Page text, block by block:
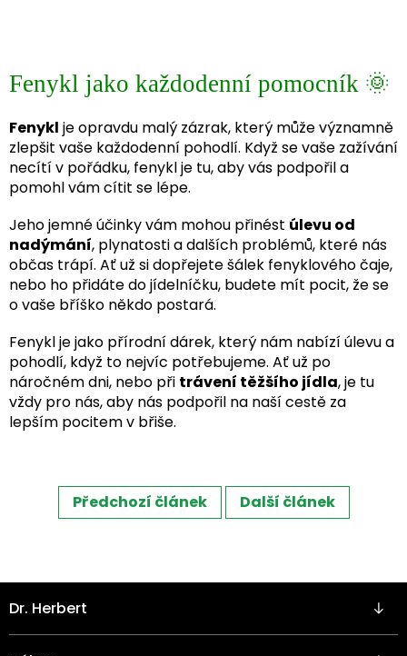
Fenykl jako každodenní pomocník 🌞
Fenykl je opravdu malý zázrak, který může významně
zlepšit vaše každodenní pohodlí. Když se vaše zažívání
necítí v pořádku, fenykl je tu, aby vás podpořil a
pomohl vám cítit se lépe.
Jeho jemné účinky vám mohou přinést úlevu od
nadýmání, plynatosti a dalších problémů, které nás
občas trápí. Ať už si dopřejete šálek fenyklového čaje,
nebo ho přidáte do jídelníčku, budete mít pocit, že se
o vaše bříško někdo postará.
Fenykl je jako přírodní dárek, který nám nabízí úlevu a
pohodlí, když to nejvíc potřebujeme. Ať už po
náročném dni, nebo při trávení těžšího jídla, je tu
vždy pro nás, aby nás podpořil na naší cestě za
lepším pocitem v břiše.
Předchozí článek Další článek
á
p
Dr. Herbert